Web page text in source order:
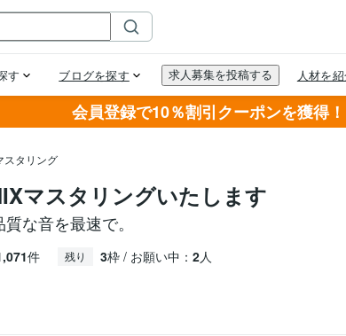
会員登録で10％割引クーポンを獲得！
スタリング
マスタリングいたします
な音を最速で。
件 残り 3枠 / お願い中： 2人